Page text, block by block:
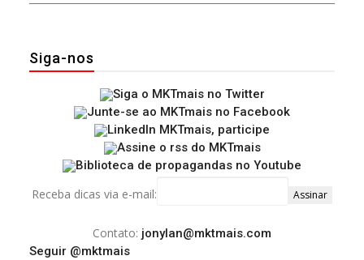
Siga-nos
Receba dicas via e-mail:
Contato: jonylan@mktmais.com
Seguir @mktmais